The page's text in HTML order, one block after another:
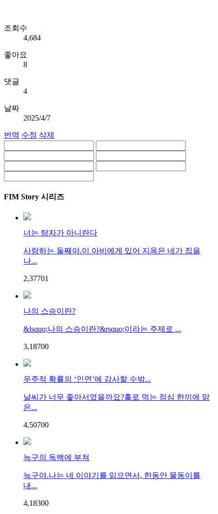
조회수
4,684
좋아요
8
댓글
4
날짜
2025/4/7
번역 수정 삭제
FIM Story 시리즈
너는 탕자가 아니란다
사랑하는 둘째야.이 아비에게 있어 지옥은 네가 집을
나...
2,37701
나의 스승이란?
&lsquo;나의 스승이란?&rsquo;이라는 주제로 ...
3,18700
우주적 확률의 ‘인연’에 감사할 수밖...
날씨가 너무 좋아서였을까요?홀로 먹는 점심 한끼에 맑
은...
4,50700
늑구의 독백에 부쳐
늑구야.나는 네 이야기를 읽으면서, 한동안 물동이를
내...
4,18300